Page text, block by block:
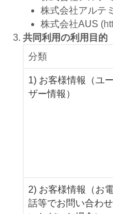
株式会社アルテ
株式会社AUS (
共同利用の利用目的
分類
1) お客様情報（ユー
ザー情報）
2) お客様情報（お電
話等でお問い合わせ